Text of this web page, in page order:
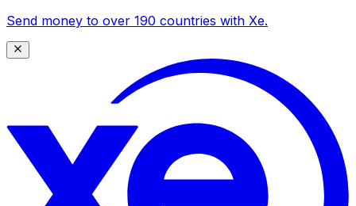
Send money to over 190 countries with Xe.